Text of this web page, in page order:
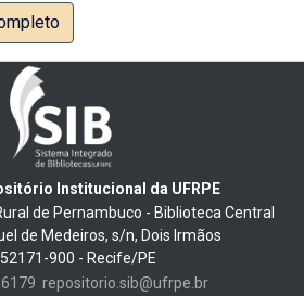
Institucional da UFRPE
de Pernambuco - Biblioteca Central
de Medeiros, s/n, Dois Irmãos
52171-900 - Recife/PE
repositorio.sib@ufrpe.br